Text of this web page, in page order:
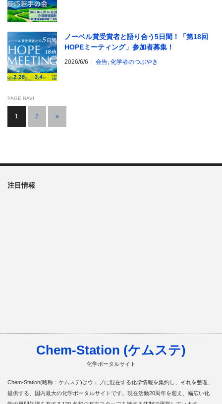
ノーベル賞受賞者と語り合う5日間！「第18回
HOPEミーティング」参加者募集！
2026/6/6 会告, 化学者のつぶやき
PAGE NAVI
1 2 »
注目情報
Chem-Station (ケムステ)
化学ポータルサイト
Chem-Station(略称：ケムステ)はウェブに混在する化学情報を集約し、それを整理、
提供する、国内最大の化学ポータルサイトです。現在活動20周年を迎え、幅広い化